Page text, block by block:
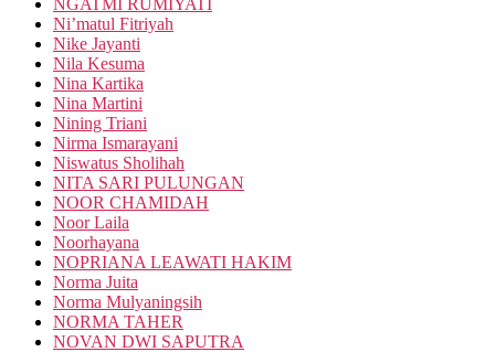
NGATMI RUMIYATI
Ni’matul Fitriyah
Nike Jayanti
Nila Kesuma
Nina Kartika
Nina Martini
Nining Triani
Nirma Ismarayani
Niswatus Sholihah
NITA SARI PULUNGAN
NOOR CHAMIDAH
Noor Laila
Noorhayana
NOPRIANA LEAWATI HAKIM
Norma Juita
Norma Mulyaningsih
NORMA TAHER
NOVAN DWI SAPUTRA